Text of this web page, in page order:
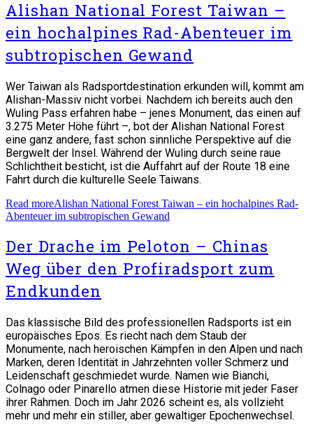
Alishan National Forest Taiwan –
ein hochalpines Rad-Abenteuer im
subtropischen Gewand
Wer Taiwan als Radsportdestination erkunden will, kommt am
Alishan-Massiv nicht vorbei. Nachdem ich bereits auch den
Wuling Pass erfahren habe – jenes Monument, das einen auf
3.275 Meter Höhe führt –, bot der Alishan National Forest
eine ganz andere, fast schon sinnliche Perspektive auf die
Bergwelt der Insel. Während der Wuling durch seine raue
Schlichtheit besticht, ist die Auffahrt auf der Route 18 eine
Fahrt durch die kulturelle Seele Taiwans.
Read moreAlishan National Forest Taiwan – ein hochalpines Rad-
Abenteuer im subtropischen Gewand
Der Drache im Peloton – Chinas
Weg über den Profiradsport zum
Endkunden
Das klassische Bild des professionellen Radsports ist ein
europäisches Epos. Es riecht nach dem Staub der
Monumente, nach heroischen Kämpfen in den Alpen und nach
Marken, deren Identität in Jahrzehnten voller Schmerz und
Leidenschaft geschmiedet wurde. Namen wie Bianchi,
Colnago oder Pinarello atmen diese Historie mit jeder Faser
ihrer Rahmen. Doch im Jahr 2026 scheint es, als vollzieht
mehr und mehr ein stiller, aber gewaltiger Epochenwechsel.